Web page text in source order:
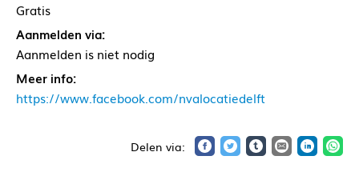
Gratis
Aanmelden via:
Aanmelden is niet nodig
Meer info:
https://www.facebook.com/nvalocatiedelft